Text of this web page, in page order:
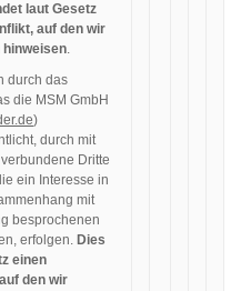
laut Gesetz
auf den wir
.
durch das
die MSM GmbH
)
durch mit
Dritte
ein Interesse in
mit
besprochenen
erfolgen. Dies
einen
den wir